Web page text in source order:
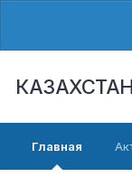
Главная